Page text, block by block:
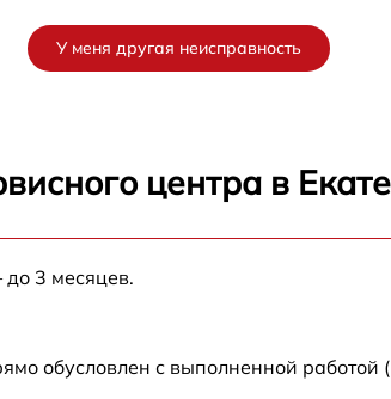
У меня другая неисправность
центра в
3 месяцев.
обусловлен с выполненной